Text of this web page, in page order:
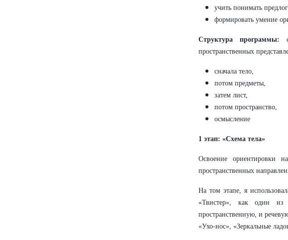
учить понимать
формировать умение
Структура программы:
пространственных
сначала тело,
потом предметы,
затем лист,
потом пространство,
осмысление
1 этап: «Схема тела»
Освоение ориентировки
пространственных
На том этапе, я
«Твистер», как один из
пространственную, и
«Ухо-нос», «Зеркальные